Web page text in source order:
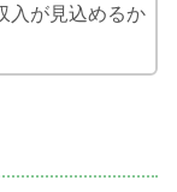
入が見込めるか